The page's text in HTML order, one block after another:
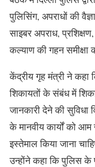
पुलिसिंग, अपराधों की
साइबर अपराध,
कल्याण की गहन समीक्षा
केंद्रीय गृह मंत्री ने
शिकायतों के संबंध में
जानकारी देने की सुविधा
के मानवीय कार्यों को
इस्तेमाल किया जाना
उन्होंने कहा कि पुलिस के